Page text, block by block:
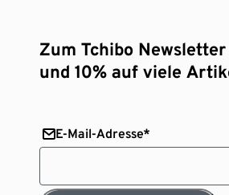
Zum Tchibo
und 10% auf viele
E-Mail-Adresse*